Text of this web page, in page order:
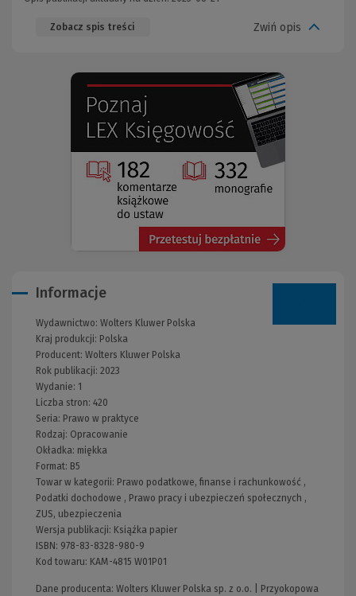
Zobacz spis treści Zwiń opis
Informacje
Wydawnictwo: Wolters Kluwer Polska
Kraj produkcji: Polska
Producent: Wolters Kluwer Polska
Rok publikacji: 2023
Wydanie: 1
Liczba stron: 420
Seria: Prawo w praktyce
Rodzaj: Opracowanie
Okładka: miękka
Format: B5
Towar w kategorii: Prawo podatkowe, finanse i rachunkowość ,
Podatki dochodowe , Prawo pracy i ubezpieczeń społecznych ,
ZUS, ubezpieczenia
Wersja publikacji: Książka papier
ISBN: 978-83-8328-980-9
Kod towaru: KAM-4815 W01P01
Dane producenta: Wolters Kluwer Polska sp. z o.o. | Przyokopowa